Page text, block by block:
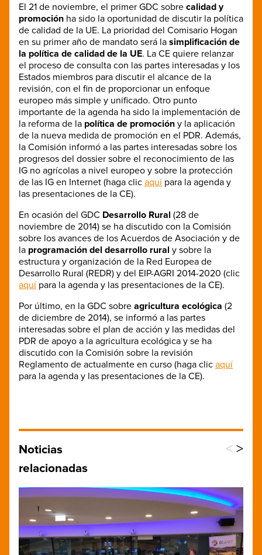
El 21 de noviembre, el primer GDC sobre calidad y
promoción ha sido la oportunidad de discutir la política
de calidad de la UE. La prioridad del Comisario Hogan
en su primer año de mandato será la simplificación de
la política de calidad de la UE. La CE quiere relanzar
el proceso de consulta con las partes interesadas y los
Estados miembros para discutir el alcance de la
revisión, con el fin de proporcionar un enfoque
europeo más simple y unificado. Otro punto
importante de la agenda ha sido la implementación de
la reforma de la política de promoción y la aplicación
de la nueva medida de promoción en el PDR. Además,
la Comisión informó a las partes interesadas sobre los
progresos del dossier sobre el reconocimiento de las
IG no agrícolas a nivel europeo y sobre la protección
de las IG en Internet (haga clic aquípara la agenda y
las presentaciones de la CE).
En ocasión del GDC Desarrollo Rural (28 de
noviembre de 2014) se ha discutido con la Comisión
sobre los avances de los Acuerdos de Asociación y de
la programación del desarrollo rural y sobre la
estructura y organización de la Red Europea de
Desarrollo Rural (REDR) y del EIP-AGRI 2014-2020 (clic
aquípara la agenda y las presentaciones de la CE).
Por último, en la GDC sobre agricultura ecológica (2
de diciembre de 2014), se informó a las partes
interesadas sobre el plan de acción y las medidas del
PDR de apoyo a la agricultura ecológica y se ha
discutido con la Comisión sobre la revisión
Reglamento de actualmente en curso (haga clic aquí
para la agenda y las presentaciones de la CE).
Noticias
relacionadas
< >